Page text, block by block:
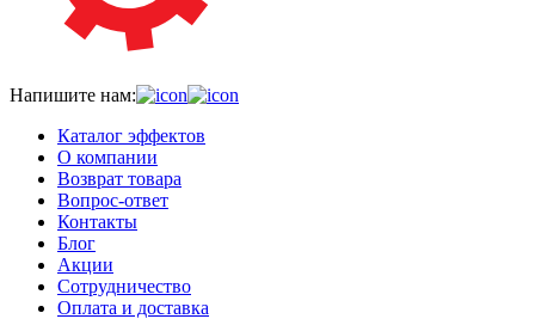
Напишите нам:
Каталог эффектов
О компании
Возврат товара
Вопрос-ответ
Контакты
Блог
Акции
Сотрудничество
Оплата и доставка